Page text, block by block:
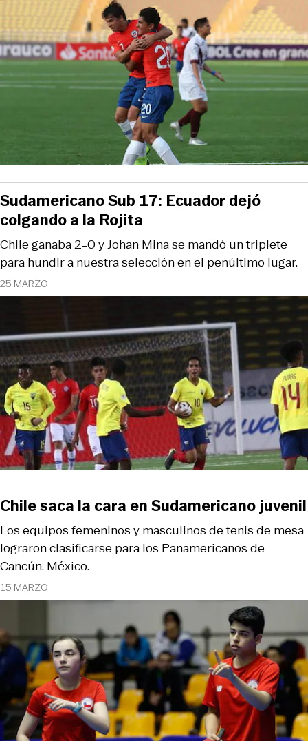
25 MARZO
Chile ganaba 2-0 y Johan Mina se mandó un triplete
para hundir a nuestra selección en el penúltimo lugar.
Sudamericano Sub 17: Ecuador dejó
colgando a la Rojita
15 MARZO
Los equipos femeninos y masculinos de tenis de mesa
lograron clasificarse para los Panamericanos de
Cancún, México.
Chile saca la cara en Sudamericano juvenil